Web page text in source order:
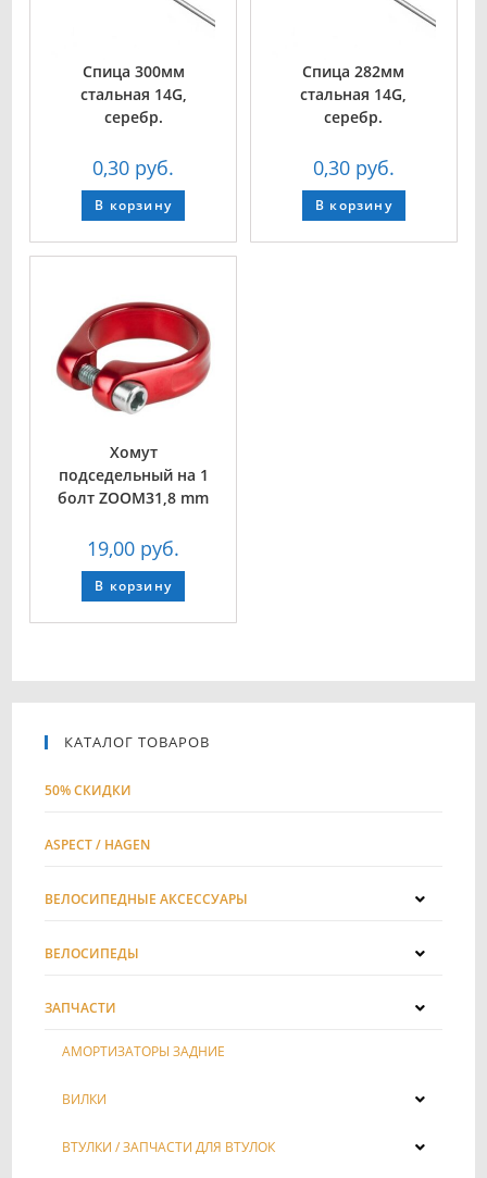
Спица 300мм
стальная 14G,
серебр.
0,30 руб.
В корзину
Спица 282мм
стальная 14G,
серебр.
0,30 руб.
В корзину
Хомут
подседельный на 1
болт ZOOM31,8 mm
19,00 руб.
В корзину
КАТАЛОГ ТОВАРОВ
50% СКИДКИ
ASPECT / HAGEN
ВЕЛОСИПЕДНЫЕ АКСЕССУАРЫ
ВЕЛОСИПЕДЫ
ЗАПЧАСТИ
АМОРТИЗАТОРЫ ЗАДНИЕ
ВИЛКИ
ВТУЛКИ / ЗАПЧАСТИ ДЛЯ ВТУЛОК